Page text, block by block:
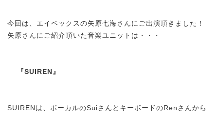
今回は、エイベックスの矢原七海さんにご出演頂きました！
矢原さんにご紹介頂いた音楽ユニットは・・・
『SUIREN』
SUIRENは、ボーカルのSuiさんとキーボードのRenさんから